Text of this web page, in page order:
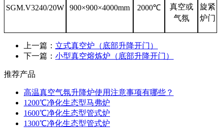
SGM.V3240/20W 900×900×4000mm 2000℃
真空或
气氛
旋紧
炉门
上一篇： 立式真空炉（底部升降开门）
下一篇： 小型真空熔炼炉（底部升降开门）
推荐产品
高温真空气氛升降炉使用注意事项有哪些？
1200℃净化生态型马弗炉
1600℃净化生态型管式炉
1300℃净化生态型管式炉